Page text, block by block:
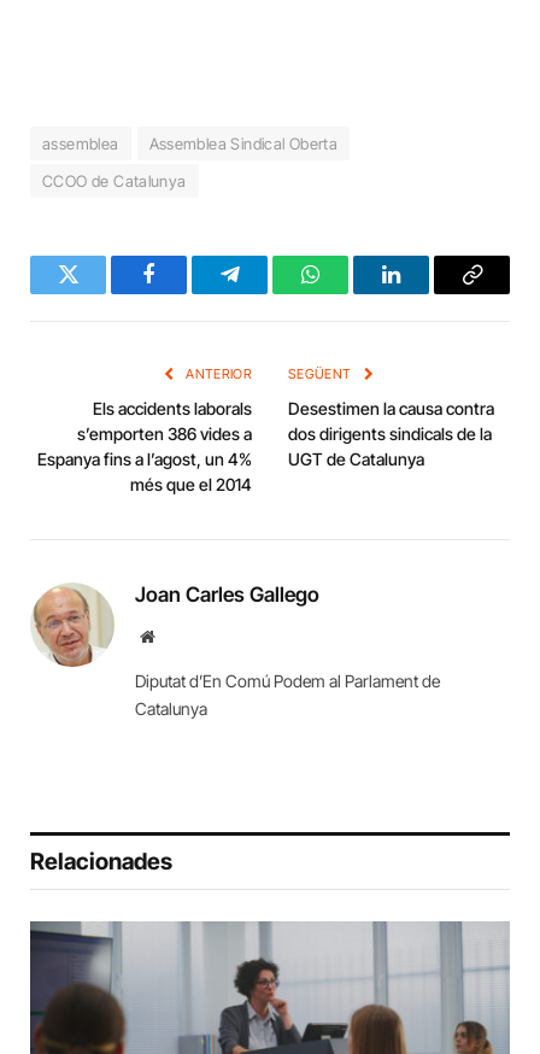
assemblea
Assemblea Sindical Oberta
CCOO de Catalunya
Twitter FacebookTelegramWhatsAppLinkedInCopy
ANTERIOR
Els accidents laborals
s’emporten 386 vides a
Espanya fins a l’agost, un 4%
més que el 2014
SEGÜENT
Desestimen la causa contra
dos dirigents sindicals de la
UGT de Catalunya
Joan Carles Gallego
Website
Diputat d’En Comú Podem al Parlament de
Catalunya
Relacionades